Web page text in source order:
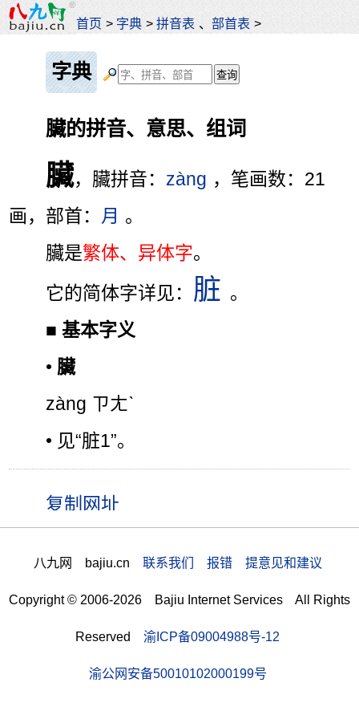
首页 > 字典 >拼音表 、部首表 >
字典
臟的拼音、意思、组词
臟，臟拼音： zàng ，笔画数：21
画，部首： 月 。
臟是繁体、异体字。
它的简体字详见： 脏 。
■基本字义
• 臟
zàng ㄗㄤˋ
• 见“脏1”。
八九网 bajiu.cn 联系我们 报错 提意见和建议
Copyright © 2006-2026 Bajiu Internet Services All Rights
Reserved 渝ICP备09004988号-12
渝公网安备50010102000199号